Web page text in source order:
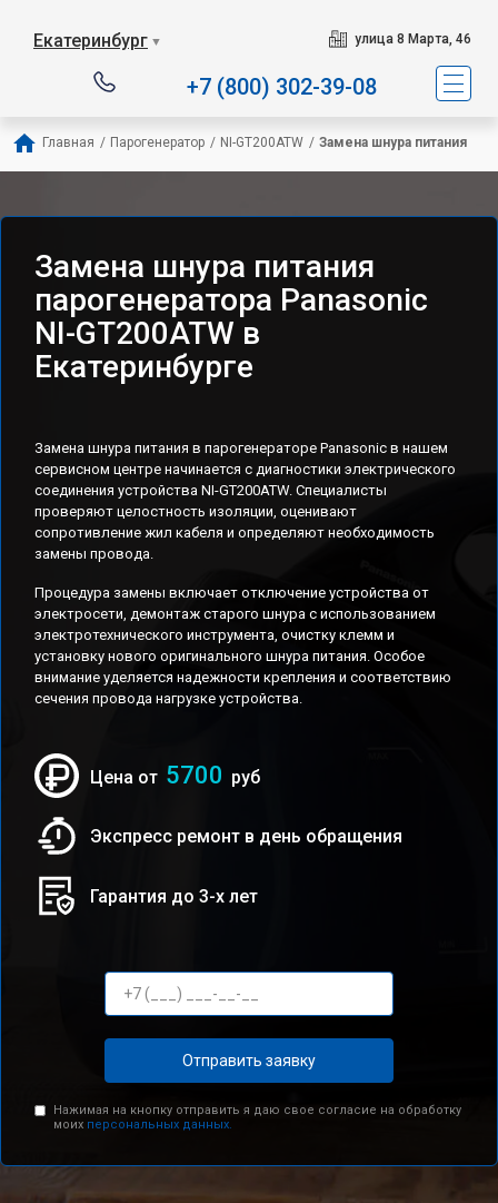
Екатеринбург ▼ улица 8 Марта, 46
+7 (800) 302-39-08
Главная / Парогенератор / NI-GT200ATW / Замена шнура питания
Замена шнура питания
парогенератора Panasonic
NI-GT200ATW в
Екатеринбурге
Замена шнура питания в парогенераторе Panasonic в нашем
сервисном центре начинается с диагностики электрического
соединения устройства NI-GT200ATW. Специалисты
проверяют целостность изоляции, оценивают
сопротивление жил кабеля и определяют необходимость
замены провода.
Процедура замены включает отключение устройства от
электросети, демонтаж старого шнура с использованием
электротехнического инструмента, очистку клемм и
установку нового оригинального шнура питания. Особое
внимание уделяется надежности крепления и соответствию
сечения провода нагрузке устройства.
Цена от 5700 руб
Экспресс ремонт в день обращения
Гарантия до 3-х лет
Отправить заявку
Нажимая на кнопку отправить я даю свое согласие на обработку
моих персональных данных.